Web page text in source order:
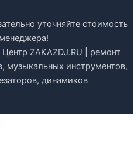
уточняйте стоимость
ZAKAZDJ.RU | ремонт
музыкальных инструментов,
динамиков